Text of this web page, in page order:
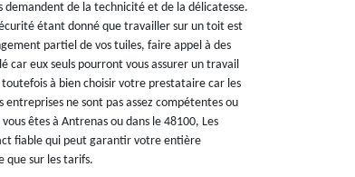
demandent de la technicité et de la délicatesse.
étant donné que travailler sur un toit est
partiel de vos tuiles, faire appel à des
car eux seuls pourront vous assurer un travail
à bien choisir votre prestataire car les
ne sont pas assez compétentes ou
êtes à Antrenas ou dans le 48100, Les
fiable qui peut garantir votre entière
que sur les tarifs.